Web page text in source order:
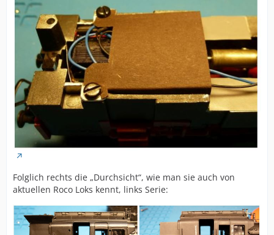
Folglich rechts die „Durchsicht“, wie man sie auch von
aktuellen Roco Loks kennt, links Serie: